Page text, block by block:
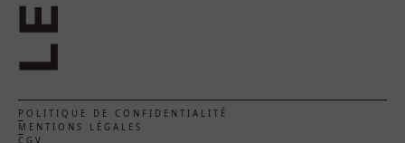
POLITIQUE DE CONFIDENTIALITÉ
MENTIONS LÉGALES